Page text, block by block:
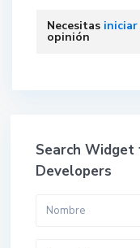
Necesitas iniciar
opinión
Search
Developers